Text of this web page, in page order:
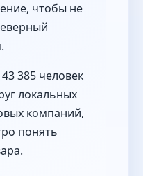
чтобы не
385 человек
локальных
компаний,
понять